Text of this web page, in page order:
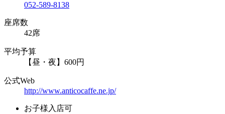
052-589-8138
座席数
42席
平均予算
【昼・夜】600円
公式Web
http://www.anticocaffe.ne.jp/
お子様入店可